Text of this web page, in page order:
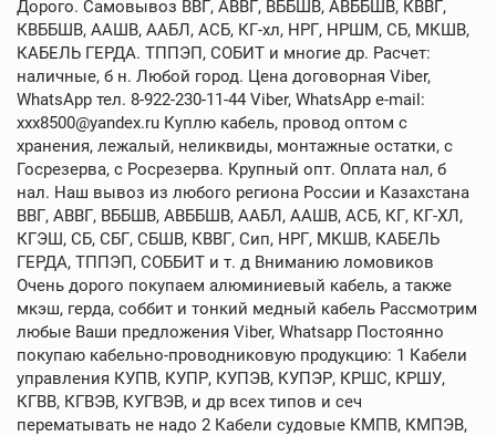
Дорого. Самовывоз ВВГ, АВВГ, ВББШВ, АВББШВ, КВВГ,
КВББШВ, ААШВ, ААБЛ, АСБ, КГ-хл, НРГ, НРШМ, СБ, МКШВ,
КАБЕЛЬ ГЕРДА. ТППЭП, СОБИТ и многие др. Расчет:
наличные, б н. Любой город. Цена договорная Viber,
WhatsApp тел. 8-922-230-11-44 Viber, WhatsApp e-mail:
xxx8500@yandex.ru Куплю кабель, провод оптом с
хранения, лежалый, неликвиды, монтажные остатки, с
Госрезерва, с Росрезерва. Крупный опт. Оплата нал, б
нал. Наш вывоз из любого региона России и Казахстана
ВВГ, АВВГ, ВББШВ, АВББШВ, ААБЛ, ААШВ, АСБ, КГ, КГ-ХЛ,
КГЭШ, СБ, СБГ, СБШВ, КВВГ, Сип, НРГ, МКШВ, КАБЕЛЬ
ГЕРДА, ТППЭП, СОББИТ и т. д Вниманию ломовиков
Очень дорого покупаем алюминиевый кабель, а также
мкэш, герда, соббит и тонкий медный кабель Рассмотрим
любые Ваши предложения Viber, Whatsapp Постоянно
покупаю кабельно-проводниковую продукцию: 1 Кабели
управления КУПВ, КУПР, КУПЭВ, КУПЭР, КРШС, КРШУ,
КГВВ, КГВЭВ, КУГВЭВ, и др всех типов и сеч
перематывать не надо 2 Кабели судовые КМПВ, КМПЭВ,